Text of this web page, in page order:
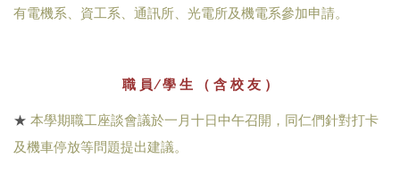
有電機系、資工系、通訊所、光電所及機電系參加申請。
職 員 ∕ 學 生 （ 含 校 友 ）
★ 本學期職工座談會議於一月十日中午召開，同仁們針對打卡
及機車停放等問題提出建議。